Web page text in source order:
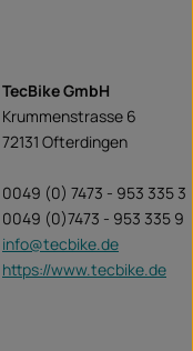
TecBike GmbH
Krummenstrasse 6
72131 Ofterdingen
0049 (0) 7473 - 953 335 3
0049 (0)7473 - 953 335 9
info@tecbike.de
https://www.tecbike.de